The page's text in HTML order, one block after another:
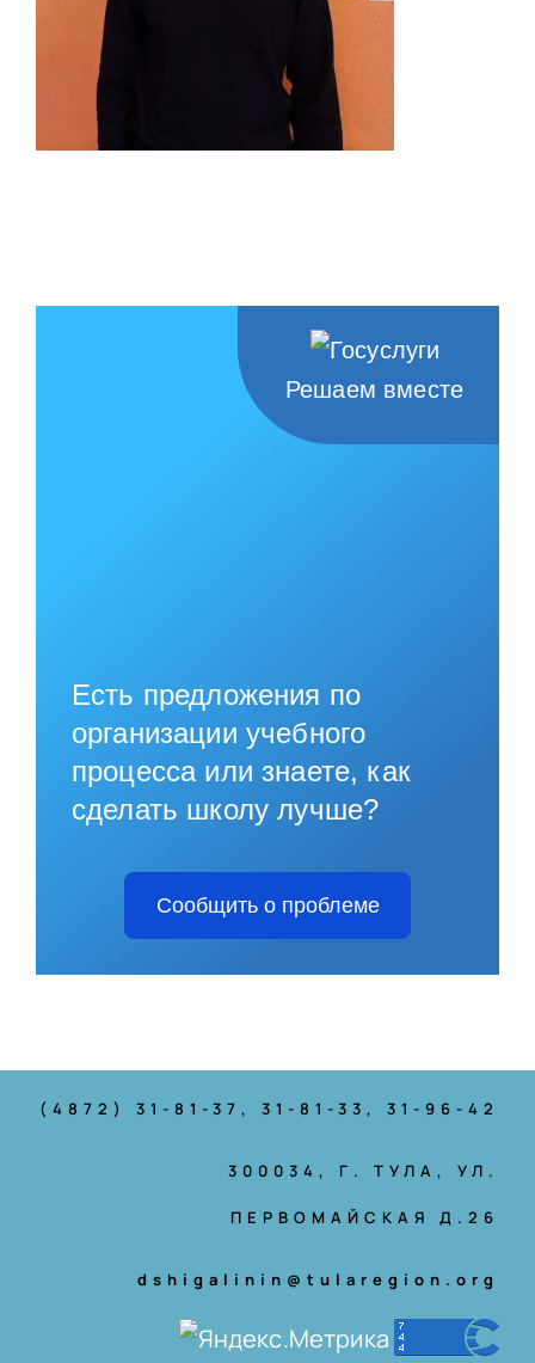
Решаем вместе
Есть предложения по
организации учебного
процесса или знаете, как
сделать школу лучше?
Сообщить о проблеме
(4872) 31-81-37, 31-81-33, 31-96-42
300034, Г. ТУЛА, УЛ.
ПЕРВОМАЙСКАЯ Д.26
dshigalinin@tularegion.org